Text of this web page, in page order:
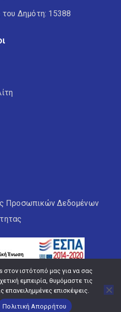
του Δημότη: 15388
Προσωπικών Δεδομένων
Κορδελιού Ευόσμου
στον ιστότοπό μας για να σας
εμπειρία, θυμόμαστε τις
επανειλημμένες επισκέψεις.
Πολιτική Απορρήτου